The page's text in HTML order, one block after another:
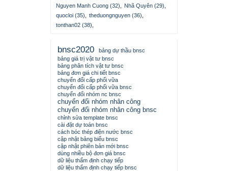
Nguyen Manh Cuong (32)
Nhã Quyên (29)
quocloi (35)
theduongnguyen (36)
tonthan02 (38)
bnsc2020
bảng dự thầu bnsc
bảng giá trị vật tư bnsc
bảng phân tích vật tư bnsc
bảng đơn giá chi tiết bnsc
chuyển đổi cấp phối vữa
chuyển đổi cấp phối vữa bnsc
chuyển đổi nhóm nc bnsc
chuyển đổi nhóm nhân công
chuyển đổi nhóm nhân công bnsc
chỉnh sửa template bnsc
cài đặt dự toán bnsc
cách bóc thép điện nước bnsc
cập nhật bảng biểu bnsc
cập nhật phiên bản mới bnsc
dùng nhiều bộ đơn giá bnsc
dữ liệu thẩm định chạy tiếp
dữ liệu thẩm định chạy tiếp bnsc